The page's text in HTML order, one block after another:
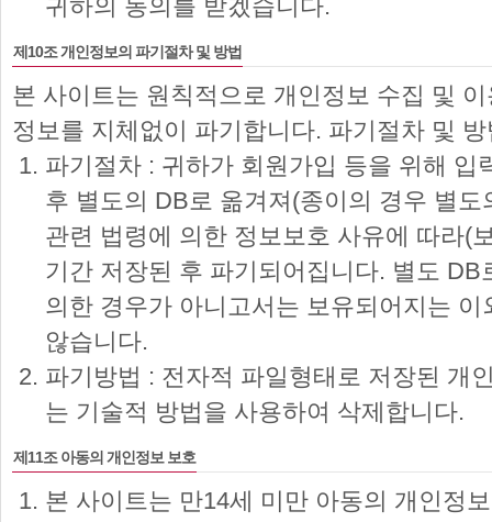
귀하의 동의를 받겠습니다.
제10조 개인정보의 파기절차 및 방법
본 사이트는 원칙적으로 개인정보 수집 및
정보를 지체없이 파기합니다. 파기절차 및
파기절차 : 귀하가 회원가입 등을 위해 입
후 별도의 DB로 옮겨져(종이의 경우 별
관련 법령에 의한 정보보호 사유에 따라(
기간 저장된 후 파기되어집니다. 별도
의한 경우가 아니고서는 보유되어지는
않습니다.
파기방법 : 전자적 파일형태로 저장된 개
는 기술적 방법을 사용하여 삭제합니다.
제11조 아동의 개인정보 보호
본 사이트는 만14세 미만 아동의 개인정